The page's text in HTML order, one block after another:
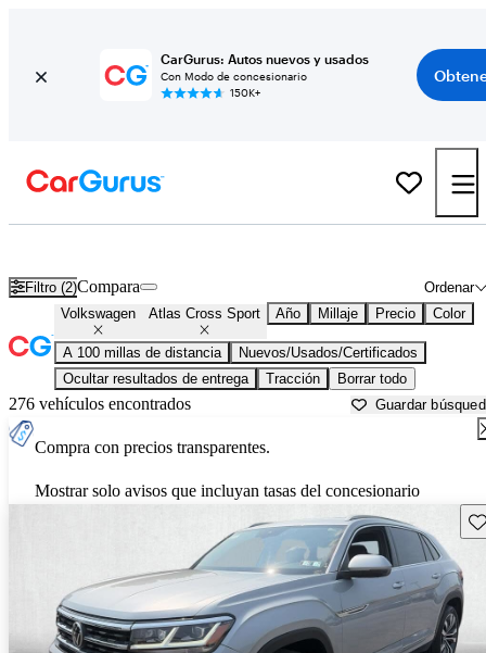
CarGurus: Autos nuevos y usados
Con Modo de concesionario
150K+
Filtro (2) Ordenar
Compara
Volkswagen Atlas Cross Sport Año Millaje Precio Color
A 100 millas de distancia
Nuevos/Usados/Certificados
Ocultar resultados de entrega
Tracción Borrar todo
276 vehículos encontrados Guardar
Compra con precios transparentes.
Mostrar solo avisos que incluyan tasas del concesionario